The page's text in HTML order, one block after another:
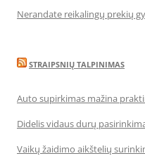
Nerandate reikalingų prekių
STRAIPSNIŲ TALPINIMAS
Auto supirkimas mažina
Didelis vidaus durų
Vaikų žaidimo aikštelių